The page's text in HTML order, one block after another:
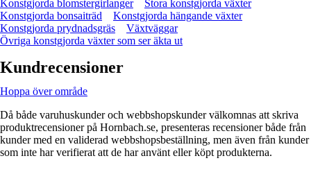
Konstgjorda blomstergirlanger
Stora konstgjorda växter
Konstgjorda bonsaiträd
Konstgjorda hängande växter
Konstgjorda prydnadsgräs
Växtväggar
Övriga konstgjorda växter som ser äkta ut
Kundrecensioner
Hoppa över område
Då både varuhuskunder och webbshopskunder välkomnas att skriva
produktrecensioner på Hornbach.se, presenteras recensioner både från
kunder med en validerad webbshopsbeställning, men även från kunder
som inte har verifierat att de har använt eller köpt produkterna.